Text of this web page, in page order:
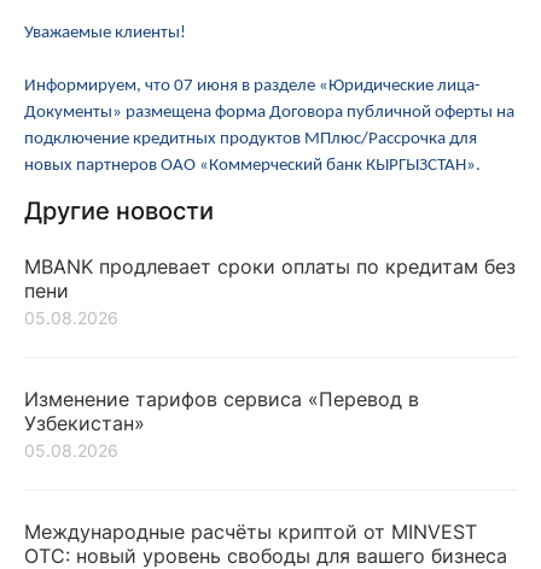
Уважаемые клиенты!
Информируем, что 07 июня в разделе «Юридические лица-
Документы» размещена форма Договора публичной оферты на
подключение кредитных продуктов МПлюс/Рассрочка для
новых партнеров ОАО «Коммерческий банк КЫРГЫЗСТАН».
Другие новости
MBANK продлевает сроки оплаты по кредитам без
пени
05.08.2026
Изменение тарифов сервиса «Перевод в
Узбекистан»
05.08.2026
Международные расчёты криптой от MINVEST
OTC: новый уровень свободы для вашего бизнеса